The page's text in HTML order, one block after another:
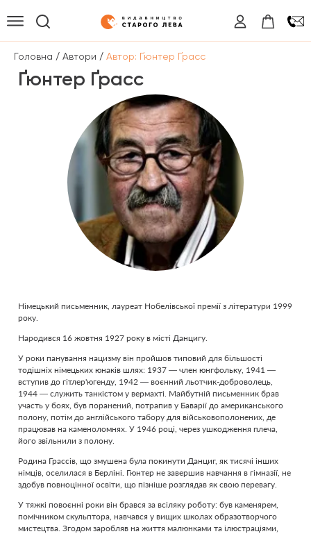
Головна / Автори / Автор: Ґюнтер Ґрасс
Ґюнтер Ґрасс
Німецький письменник, лауреат Нобелівської премії з літератури 1999
року.
Народився 16 жовтня 1927 року в місті Данцигу.
У роки панування нацизму він пройшов типовий для більшості
тодішніх німецьких юнаків шлях: 1937 — член юнгфольку, 1941 —
вступив до гітлер'югенду, 1942 — воєнний льотчик-доброволець,
1944 — служить танкістом у вермахті. Майбутній письменник брав
участь у боях, був поранений, потрапив у Баварії до американського
полону, потім до англійського табору для військовополонених, де
працював на каменоломнях. У 1946 році, через ушкодження плеча,
його звільнили з полону.
Родина Грассів, що змушена була покинути Данциг, як тисячі інших
німців, оселилася в Берліні. Гюнтер не завершив навчання в гімназії, не
здобув повноцінної освіти, що пізніше розглядав як свою перевагу.
У тяжкі повоєнні роки він брався за всіляку роботу: був каменярем,
помічником скульптора, навчався у вищих школах образотворчого
мистецтва. Згодом заробляв на життя малюнками та ілюстраціями,